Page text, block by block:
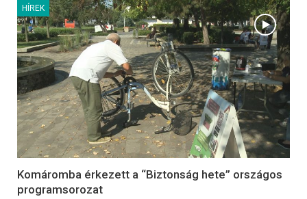
HÍREK
Komáromba érkezett a “Biztonság hete” országos
programsorozat